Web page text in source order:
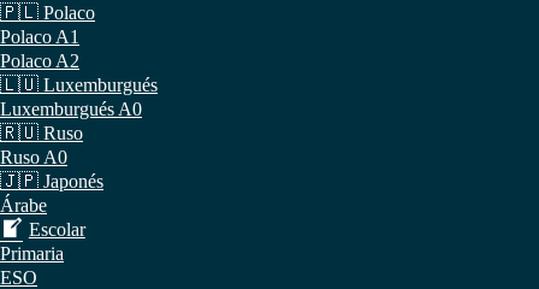
🇵🇱 Polaco
Polaco A1
Polaco A2
🇱🇺 Luxemburgués
Luxemburgués A0
🇷🇺 Ruso
Ruso A0
🇯🇵 Japonés
Árabe
Escolar
Primaria
ESO